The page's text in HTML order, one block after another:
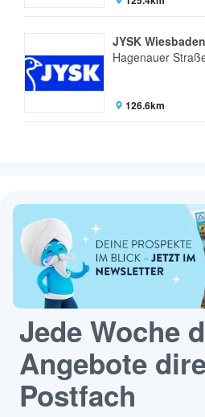
JYSK Wiesbaden
Hagenauer
126.6km
Jede Woche
Angebote
Postfach